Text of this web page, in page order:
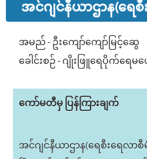
အင်ဂျင်နီယာဌာန(ရေ
အမည် - ဦးကျော်ကျော်မြင့်ဆွေ
ခေါင်းစဉ် - ဂျိုးဖြူရေပိုက်ရေမပ
ကော်မတီမှ ပြန်ကြားချက်
အင်ဂျင်နီယာဌာန(ရေစီးရေလ